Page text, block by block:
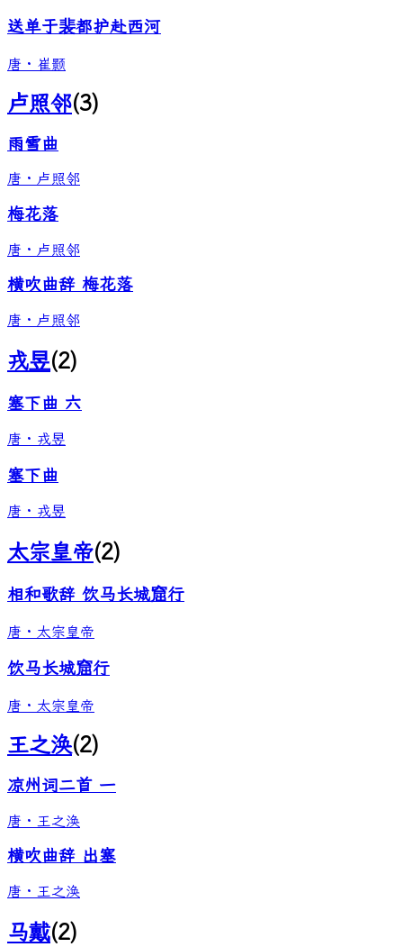
送单于裴都护赴西河
唐 · 崔颢
卢照邻(3)
雨雪曲
唐 · 卢照邻
梅花落
唐 · 卢照邻
横吹曲辞 梅花落
唐 · 卢照邻
戎昱(2)
塞下曲 六
唐 · 戎昱
塞下曲
唐 · 戎昱
太宗皇帝(2)
相和歌辞 饮马长城窟行
唐 · 太宗皇帝
饮马长城窟行
唐 · 太宗皇帝
王之涣(2)
凉州词二首 一
唐 · 王之涣
横吹曲辞 出塞
唐 · 王之涣
马戴(2)